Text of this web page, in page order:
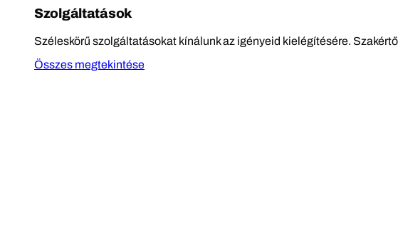
Szolgáltatások
Széleskörű szolgáltatásokat kínálunk az igényeid kielégítésére.
Összes megtekintése